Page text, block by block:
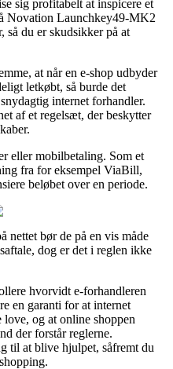
sig profitabelt at inspicere et
Novation Launchkey49-MK2
du er skudsikker på at
at når en e-shop udbyder
letkøbt, så burde det
internet forhandler.
af et regelsæt, der beskytter
eller mobilbetaling. Som et
fra for eksempel ViaBill,
beløbet over en periode.
nettet bør de på en vis måde
dog er det i reglen ikke
hvorvidt e-forhandleren
en garanti for at internet
love, og at online shoppen
der forstår reglerne.
til at blive hjulpet, såfremt du